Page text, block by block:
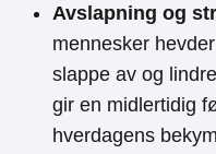
Avslapning og
mennesker
slappe av og
gir en midlertidig
hverdagens